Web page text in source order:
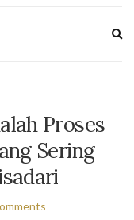
Proses
Sering